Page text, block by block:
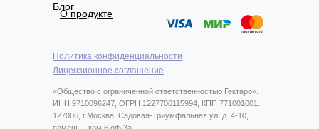
Политика конфиденциальности
Лицензионное соглашение
«Общество с ограниченной ответственностью Гектаро».
ИНН 9710096247, ОГРН 1227700115994, КПП 771001001.
127006, г.Москва, Садовая-Триумфальная ул, д. 4-10,
Блог
О продукте